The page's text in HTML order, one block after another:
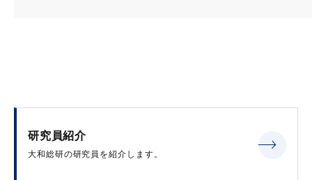
研究員紹介
大和総研の研究員を紹介します。